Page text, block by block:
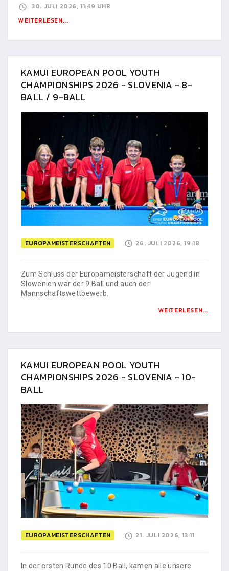
30. JULI 2026, 11:49 UHR
WEITERLESEN...
KAMUI EUROPEAN POOL YOUTH
CHAMPIONSHIPS 2026 - SLOVENIA - 8-
BALL / 9-BALL
EUROPAMEISTERSCHAFTEN 26. JULI 2026, 19:18
Zum Schluss der Europameisterschaft der Jugend in
Slowenien war der 9 Ball und auch der
Mannschaftswettbewerb.
WEITERLESEN...
KAMUI EUROPEAN POOL YOUTH
CHAMPIONSHIPS 2026 - SLOVENIA - 10-
BALL
EUROPAMEISTERSCHAFTEN 21. JULI 2026, 13:11
In der ersten Runde des 10 Ball, kamen alle unsere